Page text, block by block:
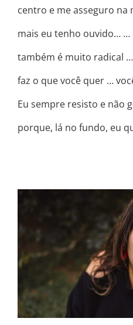
centro e me asseguro
mais eu tenho ouvido… …
também é muito radical
faz o que você quer …
Eu sempre resisto e não
porque, lá no fundo, eu
VOCÊ ESTÁ